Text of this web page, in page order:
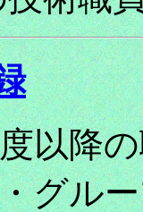
以降
グル